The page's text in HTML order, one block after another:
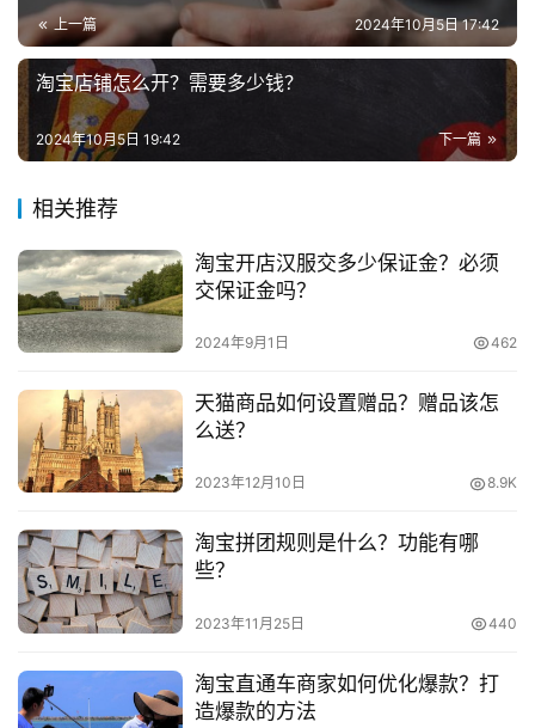
业
兼
职
项
目
商
创
业
项
目
视
频
号
宝
分
投稿
3、申诉成功的亲们，可按开店流程，一步一步操
作即可。失败了也没关系，联系支付宝在线云客服说明情
况，会要求你上传银行证明并提供上传证明文件链接。
4、上传银行证明后，等待约3个工作日出结果。
会有邮件通知，身份证已释放。完成支付宝实名认证，绑定
淘宝账号，即可成功开店啦,因此，淘宝账号被盗扣48分能
重新开店，只是店铺之前累计的信用将会被全部清零，需要
重新开始。
根据了解得知，如果一个淘宝账号存在着非常严重
的违规行为，想要开店的话是不可能了的，如果还是想要开
店的话，建议各位亲们使用自己亲人的账号去开店，前提必
须是白号。
淘宝严重违规重新开店可以吗？怎么重新开店?
淘宝店铺注销后退钱吗？能不能重新开店？
淘宝开店后可以注销吗？店铺释放的规则是什么？
上一篇 2024年10月5日 17:42
淘宝店铺怎么开？需要多少钱？
下一篇
2024年10月5日 19:42
相关推荐
淘宝开店汉服交多少保证金？必须
交保证金吗？
2024年9月1日 462
天猫商品如何设置赠品？赠品该怎
么送？
2023年12月10日 8.9K
淘宝拼团规则是什么？功能有哪
些？
2023年11月25日 440
淘宝直通车商家如何优化爆款？打
造爆款的方法